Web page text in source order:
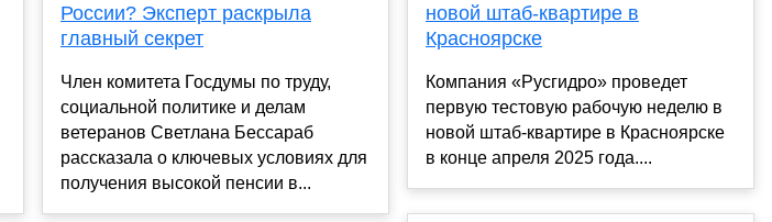
России? Эксперт раскрыла
главный секрет
Член комитета Госдумы по труду,
социальной политике и делам
ветеранов Светлана Бессараб
рассказала о ключевых условиях для
получения высокой пенсии в...
новой штаб-квартире в
Красноярске
Компания «Русгидро» проведет
первую тестовую рабочую неделю в
новой штаб-квартире в Красноярске
в конце апреля 2025 года....